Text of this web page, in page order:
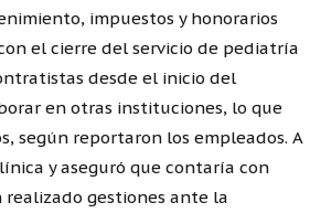
impuestos y honorarios
el cierre del servicio de pediatría
desde el inicio del
en otras instituciones, lo que
según reportaron los empleados. A
y aseguró que contaría con
realizado gestiones ante la